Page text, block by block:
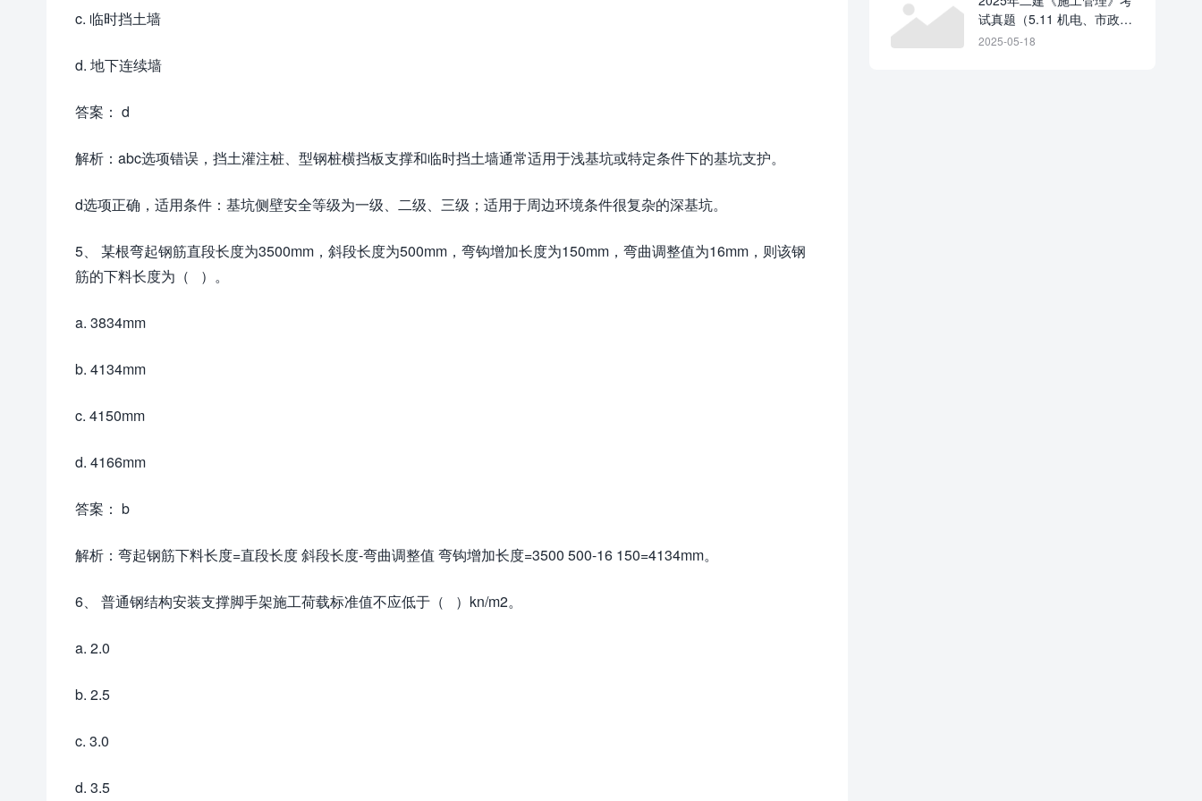
c. 临时挡土墙
d. 地下连续墙
答案： d
解析：abc选项错误，挡土灌注桩、型钢桩横挡板支撑和临时挡土墙通常适用于浅基坑或特定条件下的基坑支护。
d选项正确，适用条件：基坑侧壁安全等级为一级、二级、三级；适用于周边环境条件很复杂的深基坑。
5、 某根弯起钢筋直段长度为3500mm，斜段长度为500mm，弯钩增加长度为150mm，弯曲调整值为16mm，则该钢
筋的下料长度为（ ）。
a. 3834mm
b. 4134mm
c. 4150mm
d. 4166mm
答案： b
解析：弯起钢筋下料长度=直段长度 斜段长度-弯曲调整值 弯钩增加长度=3500 500-16 150=4134mm。
6、 普通钢结构安装支撑脚手架施工荷载标准值不应低于（ ）kn/m2。
a. 2.0
b. 2.5
c. 3.0
d. 3.5
试真题（5.11 机电、市政公
用、水利水电）-完整版丨可
2025-05-18